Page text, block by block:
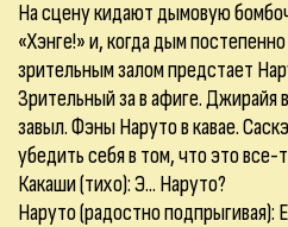
На сцену кидают дымовую
«Хэнге!» и, когда дым
зрительным залом предстает
Зрительный за в афиге. Джирайя
завыл. Фэны Наруто в кавае.
убедить себя в том, что это
Какаши (тихо): Э... Наруто?
Наруто (радостно подпрыгивая):